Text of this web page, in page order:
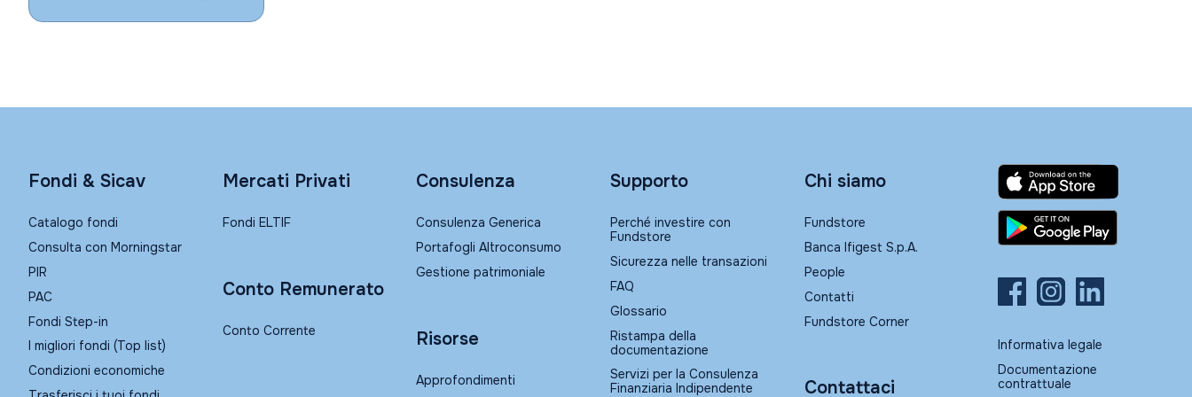
Fondi & Sicav
Catalogo fondi
Consulta con Morningstar
PIR
PAC
Fondi Step-in
I migliori fondi (Top list)
Condizioni economiche
Mercati Privati
Fondi ELTIF
Conto Remunerato
Conto Corrente
Consulenza
Consulenza Generica
Portafogli Altroconsumo
Gestione patrimoniale
Risorse
Approfondimenti
Supporto
Perché investire con
Fundstore
Sicurezza nelle transazioni
FAQ
Glossario
Ristampa della
documentazione
Servizi per la Consulenza
Finanziaria Indipendente
Chi siamo
Fundstore
Banca Ifigest S.p.A.
People
Contatti
Fundstore Corner
Contattaci
Informativa legale
Documentazione
contrattuale